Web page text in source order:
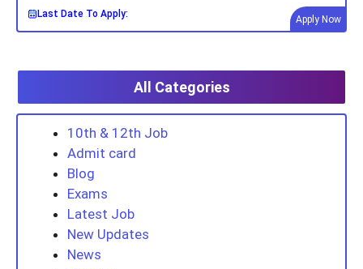
Last Date To Apply:
Apply Now
All Categories
10th & 12th Job
Admit card
Blog
Exams
Latest Job
New Updates
News